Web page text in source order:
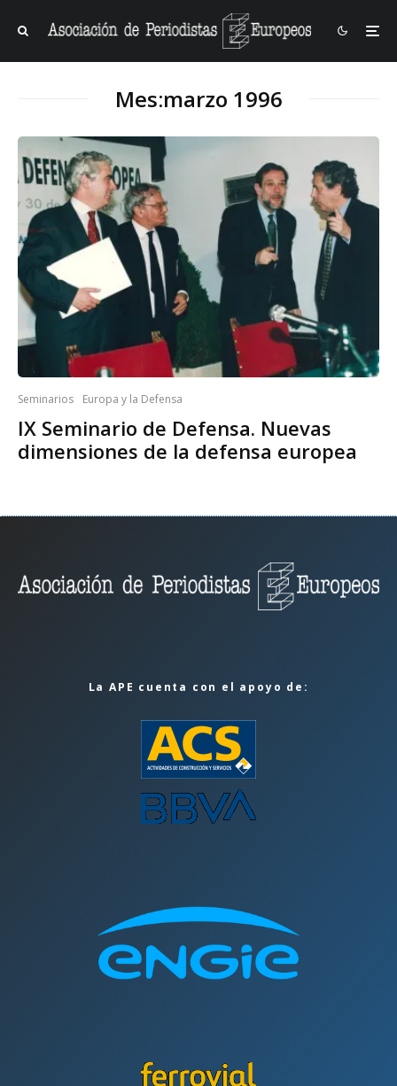
Mes:marzo 1996
Seminarios Europa y la Defensa
IX Seminario de Defensa. Nuevas
dimensiones de la defensa europea
La APE cuenta con el apoyo de: